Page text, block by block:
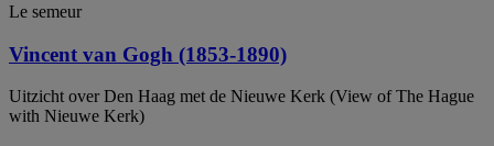
Le semeur
Vincent van Gogh (1853-1890)
Uitzicht over Den Haag met de Nieuwe Kerk (View of The Hague
with Nieuwe Kerk)